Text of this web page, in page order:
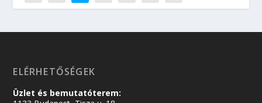
ELÉRHETŐSÉGEK
Üzlet és bemutatóterem: